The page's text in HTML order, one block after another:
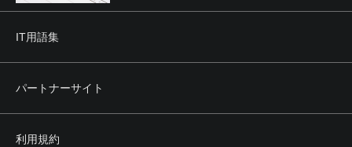
IT用語集
パートナーサイト
利用規約